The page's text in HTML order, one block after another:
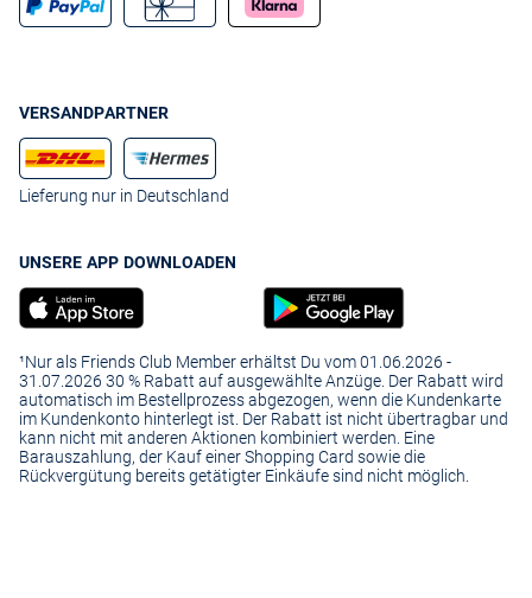
VERSANDPARTNER
Lieferung nur in Deutschland
UNSERE APP DOWNLOADEN
¹Nur als Friends Club Member erhältst Du vom 01.06.2026 -
31.07.2026 30 % Rabatt auf ausgewählte Anzüge. Der Rabatt wird
automatisch im Bestellprozess abgezogen, wenn die Kundenkarte
im Kundenkonto hinterlegt ist. Der Rabatt ist nicht übertragbar und
kann nicht mit anderen Aktionen kombiniert werden. Eine
Barauszahlung, der Kauf einer Shopping Card sowie die
Rückvergütung bereits getätigter Einkäufe sind nicht möglich.